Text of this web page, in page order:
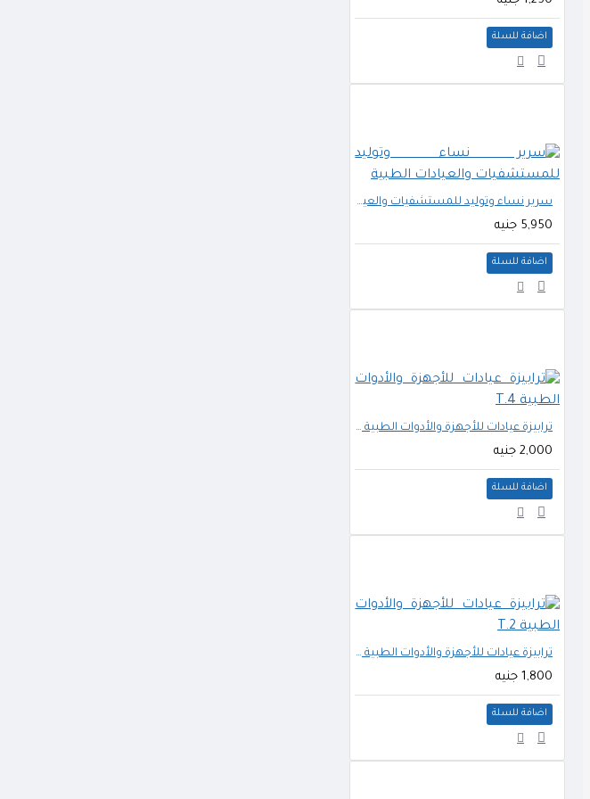
اضافة للسلة
سرير نساء وتوليد للمستشفيات والعيادات الطبية
5,950 جنيه
اضافة للسلة
ترابيزة عيادات للأجهزة والأدوات الطبية T.4
2,000 جنيه
اضافة للسلة
ترابيزة عيادات للأجهزة والأدوات الطبية T.2
1,800 جنيه
اضافة للسلة